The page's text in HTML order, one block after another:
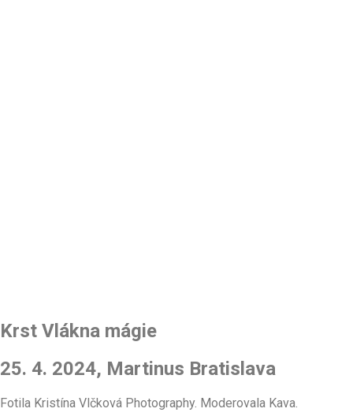
Krst Vlákna mágie
25. 4. 2024, Martinus Bratislava
Fotila Kristína Vlčková Photography. Moderovala Kava.